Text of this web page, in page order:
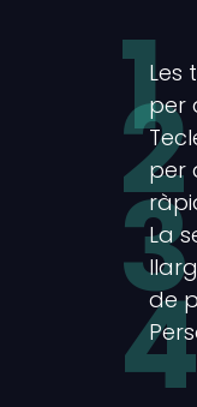
1Les
per
2
per
3
La
de